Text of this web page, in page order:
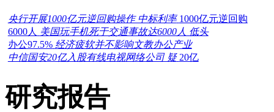
央行开展1000亿元逆回购操作 中标利率 1000亿元逆回购
6000人 美国玩手机死于交通事故达6000人 低头
办公97.5% 经济疲软并不影响文教办公产业
中信国安20亿入股有线电视网络公司 疑 20亿
研究报告